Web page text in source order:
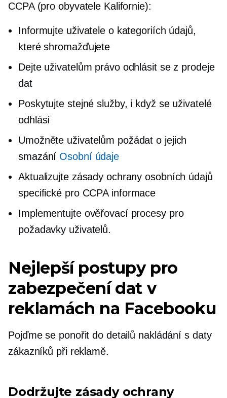
CCPA (pro obyvatele Kalifornie):
Informujte uživatele o kategoriích údajů,
které shromažďujete
Dejte uživatelům právo odhlásit se z prodeje
dat
Poskytujte stejné služby, i když se uživatelé
odhlásí
Umožněte uživatelům požádat o jejich
smazání Osobní údaje
Aktualizujte zásady ochrany osobních údajů
specifické pro CCPAinformace
Implementujte ověřovací procesy pro
požadavky uživatelů.
Nejlepší postupy pro
zabezpečení dat v
reklamách na Facebooku
Pojďme se ponořit do detailů nakládání s daty
zákazníků při reklamě.
Dodržujte zásady ochrany